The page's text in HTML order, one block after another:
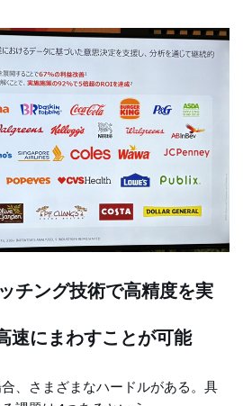
チング技術で高精度を実
速にまわすことが可能
、さまざまなハードルがある。具